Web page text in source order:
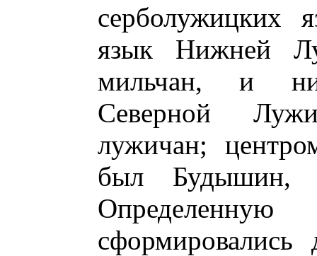
серболужицких
язык Нижней
мильчан, и
Северной
лужичан;
был Будышин,
сформировались